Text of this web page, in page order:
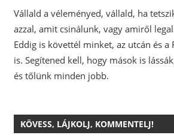
Vállald a véleményed, vállald, ha
azzal, amit csinálunk, vagy amiről
Eddig is követtél minket, az utcán és a
is. Segítened kell, hogy mások is
és tőlünk minden jobb.
KÖVESS, LÁJKOLJ, KOMMENTELJ!